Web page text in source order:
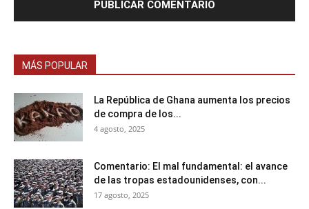
MÁS POPULAR
La República de Ghana aumenta los precios
de compra de los...
4 agosto, 2025
Comentario: El mal fundamental: el avance
de las tropas estadounidenses, con...
17 agosto, 2025